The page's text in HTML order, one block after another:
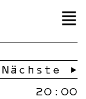
Nächste →
20:00